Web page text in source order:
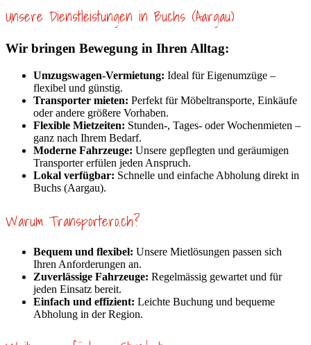
Unsere Dienstleistungen in Buchs (Aargau)
Wir bringen Bewegung in Ihren Alltag:
Umzugswagen-Vermietung: Ideal für Eigenumzüge –
flexibel und günstig.
Transporter mieten: Perfekt für Möbeltransporte, Einkäufe
oder andere größere Vorhaben.
Flexible Mietzeiten: Stunden-, Tages- oder Wochenmieten –
ganz nach Ihrem Bedarf.
Moderne Fahrzeuge: Unsere gepflegten und geräumigen
Transporter erfülen jeden Anspruch.
Lokal verfügbar: Schnelle und einfache Abholung direkt in
Buchs (Aargau).
Warum Transportero.ch?
Bequem und flexibel: Unsere Mietlösungen passen sich
Ihren Anforderungen an.
Zuverlässige Fahrzeuge: Regelmässig gewartet und für
jeden Einsatz bereit.
Einfach und effizient: Leichte Buchung und bequeme
Abholung in der Region.